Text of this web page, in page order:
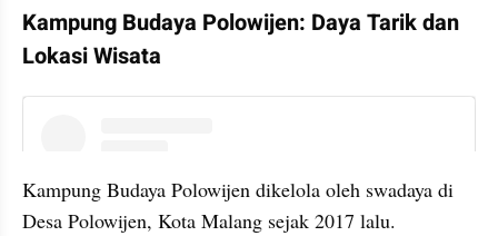
Kampung Budaya Polowijen: Daya Tarik dan
Lokasi Wisata
Kampung Budaya Polowijen dikelola oleh swadaya di
Desa Polowijen, Kota Malang sejak 2017 lalu.